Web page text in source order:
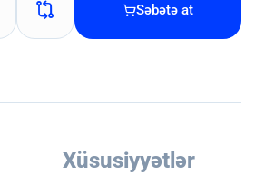
Səbətə at
Xüsusiyyətlər